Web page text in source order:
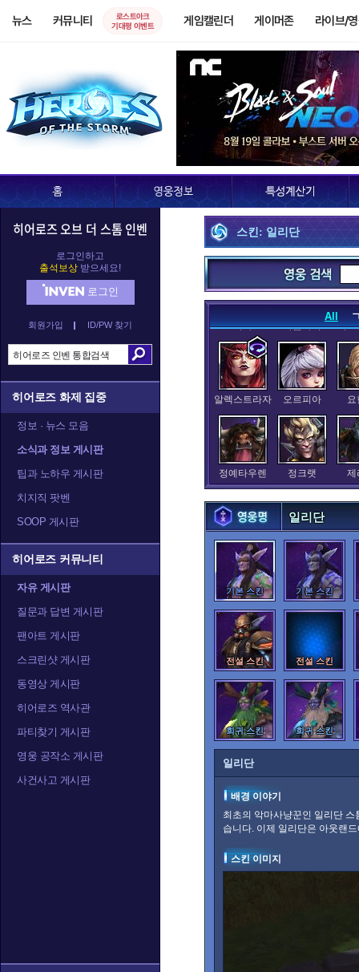
뉴스 커뮤니티
로스트아크
기대평 이벤트
게임캘린더 게이머존 라이브/
히어로즈 오브 더 스톰 인벤
로그인하고
출석보상 받으세요!
로그인
회원가입 ID/PW 찾기
히어로즈 화제 집중
정보 · 뉴스 모음
소식과 정보 게시판
팁과 노하우 게시판
치지직 팟벤
SOOP 게시판
히어로즈 커뮤니티
자유 게시판
질문과 답변 게시판
팬아트 게시판
스크린샷 게시판
동영상 게시판
히어로즈 역사관
파티찾기 게시판
영웅 공작소 게시판
사건사고 게시판
스킨: 일리단
All
레오릭 레이너 렉
말티엘 말퓨리온
아나 아눕아락 아르
알렉스트라자 오르피아 요
정예타우렌 정크랫 제
카라짐 카시아
트레이서 티란데
일리단
기본 스킨 기본 스킨
전설 스킨 전설 스킨
희귀 스킨 희귀 스킨
일리단
배경 이야기
최초의 악마사냥꾼인 일리단
습니다. 이제 일리단은 아웃랜
스킨 이미지